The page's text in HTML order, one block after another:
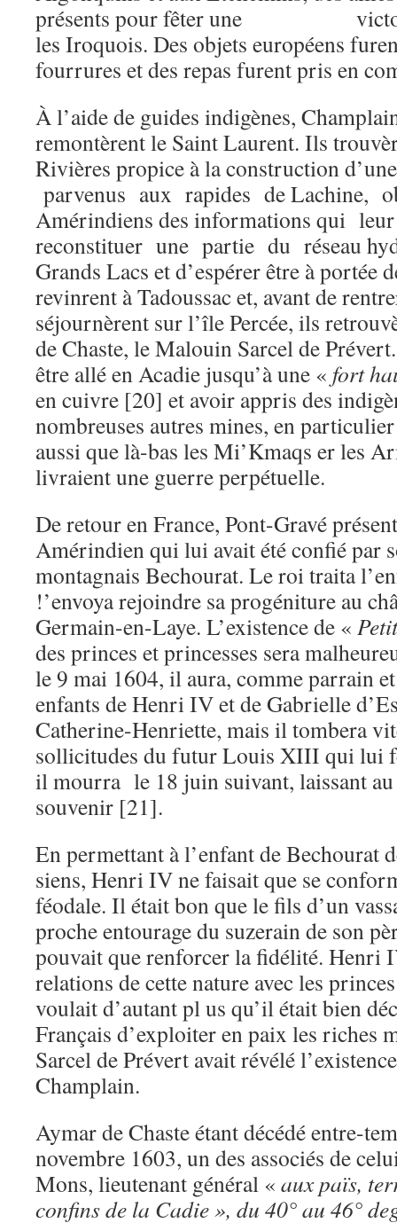
présents pour fêter une victoire
les Iroquois. Des objets européens
fourrures et des repas furent pris en
À l’aide de guides indigènes,
remontèrent le Saint­ Laurent. Ils
Rivières propice à la construction
parvenus aux rapides de Lachine,
Amérindiens des informations qui
reconstituer une partie du réseau
Grands Lacs et d’espérer être à portée
revinrent à Tadoussac et, avant de
séjournèrent sur l’île Percée, ils
de Chaste, le Malouin Sarcel de
être allé en Acadie jusqu’à une « fort
en cuivre [20] et avoir appris des
nombreuses autres mines, en
aussi que là-bas les Mi’Kmaqs er les
livraient une guerre perpétuelle.
De retour en France, Pont-Gravé
Amérindien qui lui avait été confié par
montagnais Bechourat. Le roi traita
!’envoya rejoindre sa progéniture au
Germain-en-Laye. L’existence de «
des princes et princesses sera
le 9 mai 1604, il aura, comme parrain
enfants de Henri IV et de Gabrielle
Catherine-Henriette, mais il tombera
sollicitudes du futur Louis XIII qui lui
il mourra le 18 juin suivant, laissant
souvenir [21].
En permettant à l’enfant de Bechourat
siens, Henri IV ne faisait que se
féodale. Il était bon que le fils d’un
proche entourage du suzerain de son
pouvait que renforcer la fidélité. Henri
relations de cette nature avec les
voulait d’autant pl us qu’il était bien
Français d’exploiter en paix les riches
Sarcel de Prévert avait révélé
Champlain.
Aymar de Chaste étant décédé entre-
novembre 1603, un des associés de
Mons, lieutenant général « aux païs,
confins de la Cadie », du 40° au 46°